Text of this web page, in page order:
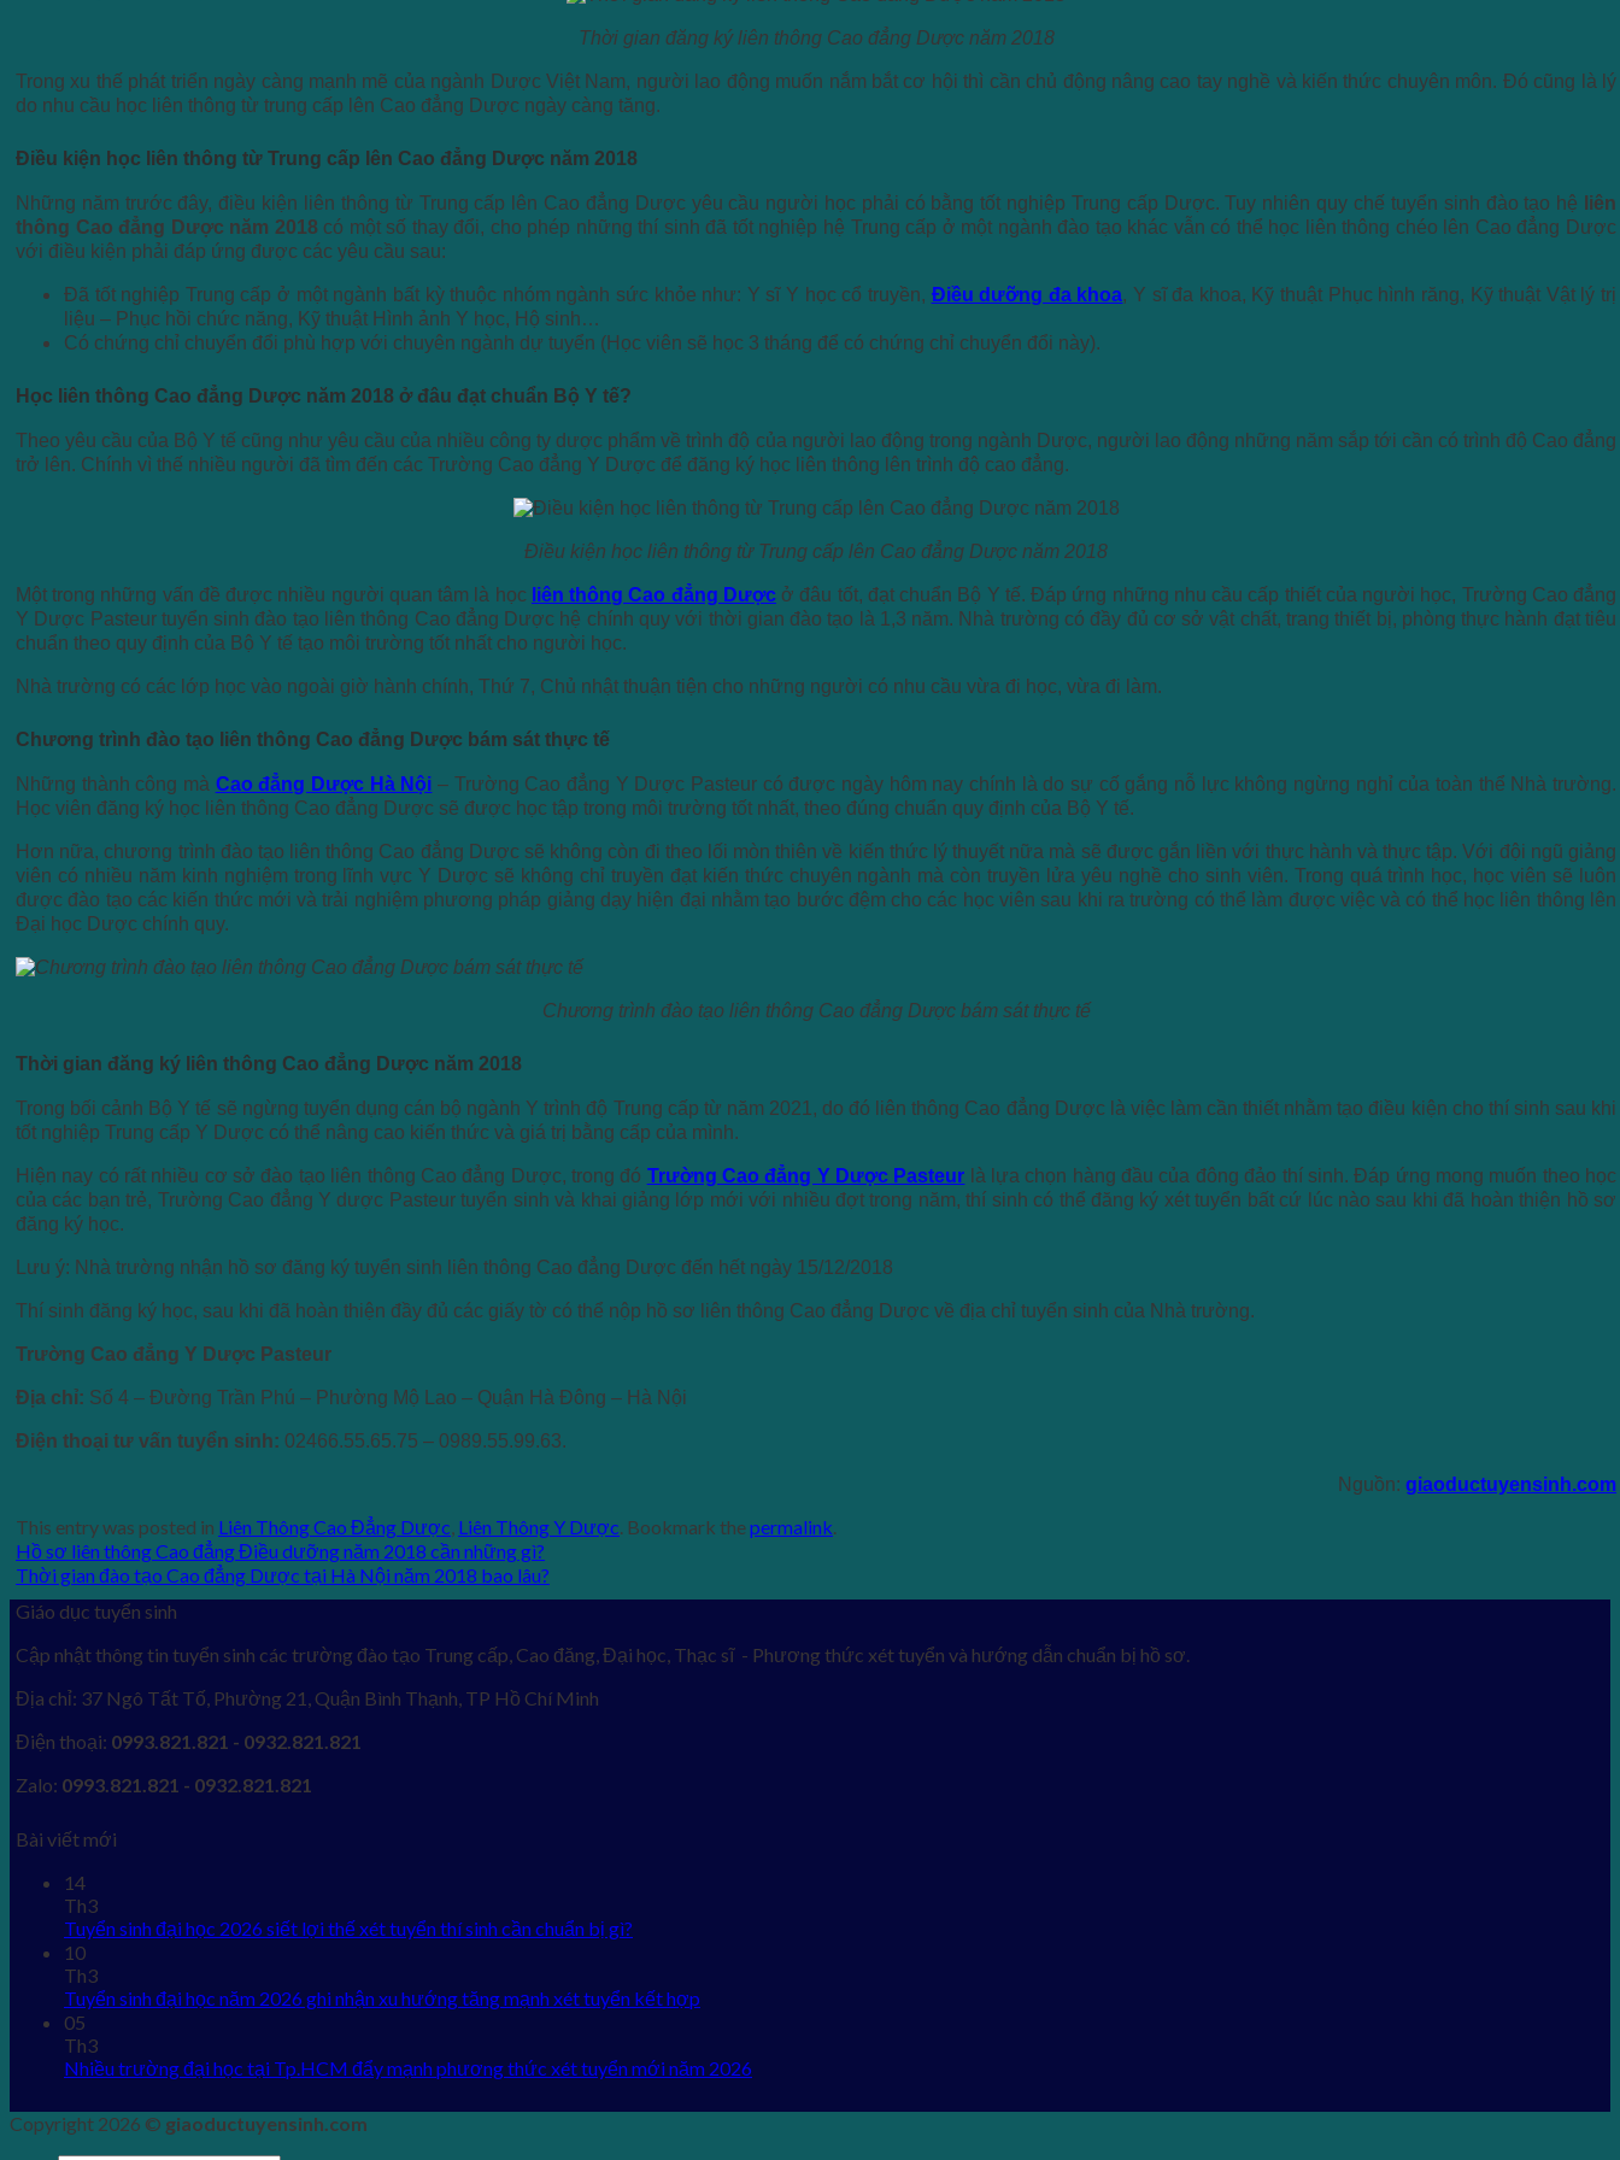
Thời gian đăng ký liên thông Cao đẳng Dược năm 2018
Trong xu thế phát triển ngày càng mạnh mẽ của ngành Dược Việt Nam, người lao động muốn nắm bắt cơ hội thì cần chủ động nâng cao tay nghề và kiến thức chuyên môn. Đó cũng là lý
do nhu cầu học liên thông từ trung cấp lên Cao đẳng Dược ngày càng tăng.
Điều kiện học liên thông từ Trung cấp lên Cao đẳng Dược năm 2018
Những năm trước đây, điều kiện liên thông từ Trung cấp lên Cao đẳng Dược yêu cầu người học phải có bằng tốt nghiệp Trung cấp Dược. Tuy nhiên quy chế tuyển sinh đào tạo hệ
liên
thông Cao đẳng Dược năm 2018 có một số thay đổi, cho phép những thí sinh đã tốt nghiệp hệ Trung cấp ở một ngành đào tạo khác vẫn có thể học liên thông chéo lên Cao đẳng Dược
với điều kiện phải đáp ứng được các yêu cầu sau:
Đã tốt nghiệp Trung cấp ở một ngành bất kỳ thuộc nhóm ngành sức khỏe như: Y sĩ Y học cổ truyền, Điều dưỡng đa khoa, Y sĩ đa khoa, Kỹ thuật Phục hình răng, Kỹ thuật Vật lý trị
liệu – Phục hồi chức năng, Kỹ thuật Hình ảnh Y học, Hộ sinh…
Có chứng chỉ chuyển đổi phù hợp với chuyên ngành dự tuyển (Học viên sẽ học 3 tháng để có chứng chỉ chuyển đổi này).
Học liên thông Cao đẳng Dược năm 2018 ở đâu đạt chuẩn Bộ Y tế?
Theo yêu cầu của Bộ Y tế cũng như yêu cầu của nhiều công ty dược phẩm về trình độ của người lao động trong ngành Dược, người lao động những năm sắp tới cần có trình độ Cao đẳng
trở lên. Chính vì thế nhiều người đã tìm đến các Trường Cao đẳng Y Dược để đăng ký học liên thông lên trình độ cao đẳng.
Điều kiện học liên thông từ Trung cấp lên Cao đẳng Dược năm 2018
Một trong những vấn đề được nhiều người quan tâm là học liên thông Cao đẳng Dượcở đâu tốt, đạt chuẩn Bộ Y tế. Đáp ứng những nhu cầu cấp thiết của người học, Trường Cao đẳng
Y Dược Pasteur tuyển sinh đào tạo liên thông Cao đẳng Dược hệ chính quy với thời gian đào tạo là 1,3 năm. Nhà trường có đầy đủ cơ sở vật chất, trang thiết bị, phòng thực hành đạt tiêu
chuẩn theo quy định của Bộ Y tế tạo môi trường tốt nhất cho người học.
Nhà trường có các lớp học vào ngoài giờ hành chính, Thứ 7, Chủ nhật thuận tiện cho những người có nhu cầu vừa đi học, vừa đi làm.
Chương trình đào tạo liên thông Cao đẳng Dược bám sát thực tế
Những thành công mà Cao đẳng Dược Hà Nội – Trường Cao đẳng Y Dược Pasteur có được ngày hôm nay chính là do sự cố gắng nỗ lực không ngừng nghỉ của toàn thể Nhà trường.
Học viên đăng ký học liên thông Cao đẳng Dược sẽ được học tập trong môi trường tốt nhất, theo đúng chuẩn quy định của Bộ Y tế.
Hơn nữa, chương trình đào tạo liên thông Cao đẳng Dược sẽ không còn đi theo lối mòn thiên về kiến thức lý thuyết nữa mà sẽ được gắn liền với thực hành và thực tập. Với đội ngũ giảng
viên có nhiều năm kinh nghiệm trong lĩnh vực Y Dược sẽ không chỉ truyền đạt kiến thức chuyên ngành mà còn truyền lửa yêu nghề cho sinh viên. Trong quá trình học, học viên sẽ luôn
được đào tạo các kiến thức mới và trải nghiệm phương pháp giảng dạy hiện đại nhằm tạo bước đệm cho các học viên sau khi ra trường có thể làm được việc và có thể học liên thông lên
Đại học Dược chính quy.
Chương trình đào tạo liên thông Cao đẳng Dược bám sát thực tế
Thời gian đăng ký liên thông Cao đẳng Dược năm 2018
Trong bối cảnh Bộ Y tế sẽ ngừng tuyển dụng cán bộ ngành Y trình độ Trung cấp từ năm 2021, do đó liên thông Cao đẳng Dược là việc làm cần thiết nhằm tạo điều kiện cho thí sinh sau khi
tốt nghiệp Trung cấp Y Dược có thể nâng cao kiến thức và giá trị bằng cấp của mình.
Hiện nay có rất nhiều cơ sở đào tạo liên thông Cao đẳng Dược, trong đó Trường Cao đẳng Y Dược Pasteur là lựa chọn hàng đầu của đông đảo thí sinh. Đáp ứng mong muốn theo học
của các bạn trẻ, Trường Cao đẳng Y dược Pasteur tuyển sinh và khai giảng lớp mới với nhiều đợt trong năm, thí sinh có thể đăng ký xét tuyển bất cứ lúc nào sau khi đã hoàn thiện hồ sơ
đăng ký học.
Lưu ý: Nhà trường nhận hồ sơ đăng ký tuyển sinh liên thông Cao đẳng Dược đến hết ngày 15/12/2018
Thí sinh đăng ký học, sau khi đã hoàn thiện đầy đủ các giấy tờ có thể nộp hồ sơ liên thông Cao đẳng Dược về địa chỉ tuyển sinh của Nhà trường.
Trường Cao đẳng Y Dược Pasteur
Địa chỉ: Số 4 – Đường Trần Phú – Phường Mộ Lao – Quận Hà Đông – Hà Nội
Điện thoại tư vấn tuyển sinh: 02466.55.65.75 – 0989.55.99.63.
Nguồn: giaoductuyensinh.com
This entry was posted in Liên Thông Cao Đẳng Dược, Liên Thông Y Dược. Bookmark thepermalink.
Hồ sơ liên thông Cao đẳng Điều dưỡng năm 2018 cần những gì?
Thời gian đào tạo Cao đẳng Dược tại Hà Nội năm 2018 bao lâu?
Giáo dục tuyển sinh
Cập nhật thông tin tuyển sinh các trường đào tạo Trung cấp, Cao đăng, Đại học, Thạc sĩ - Phương thức xét tuyển và hướng dẫn chuẩn bị hồ sơ.
Địa chỉ: 37 Ngô Tất Tố, Phường 21, Quận Bình Thạnh, TP Hồ Chí Minh
Điện thoại: 0993.821.821 - 0932.821.821
Zalo: 0993.821.821 - 0932.821.821
Bài viết mới
14
Th3
Tuyển sinh đại học 2026 siết lợi thế xét tuyển thí sinh cần chuẩn bị gì?
10
Th3
Tuyển sinh đại học năm 2026 ghi nhận xu hướng tăng mạnh xét tuyển kết hợp
05
Th3
Nhiều trường đại học tại Tp.HCM đẩy mạnh phương thức xét tuyển mới năm 2026
Copyright 2026 © giaoductuyensinh.com